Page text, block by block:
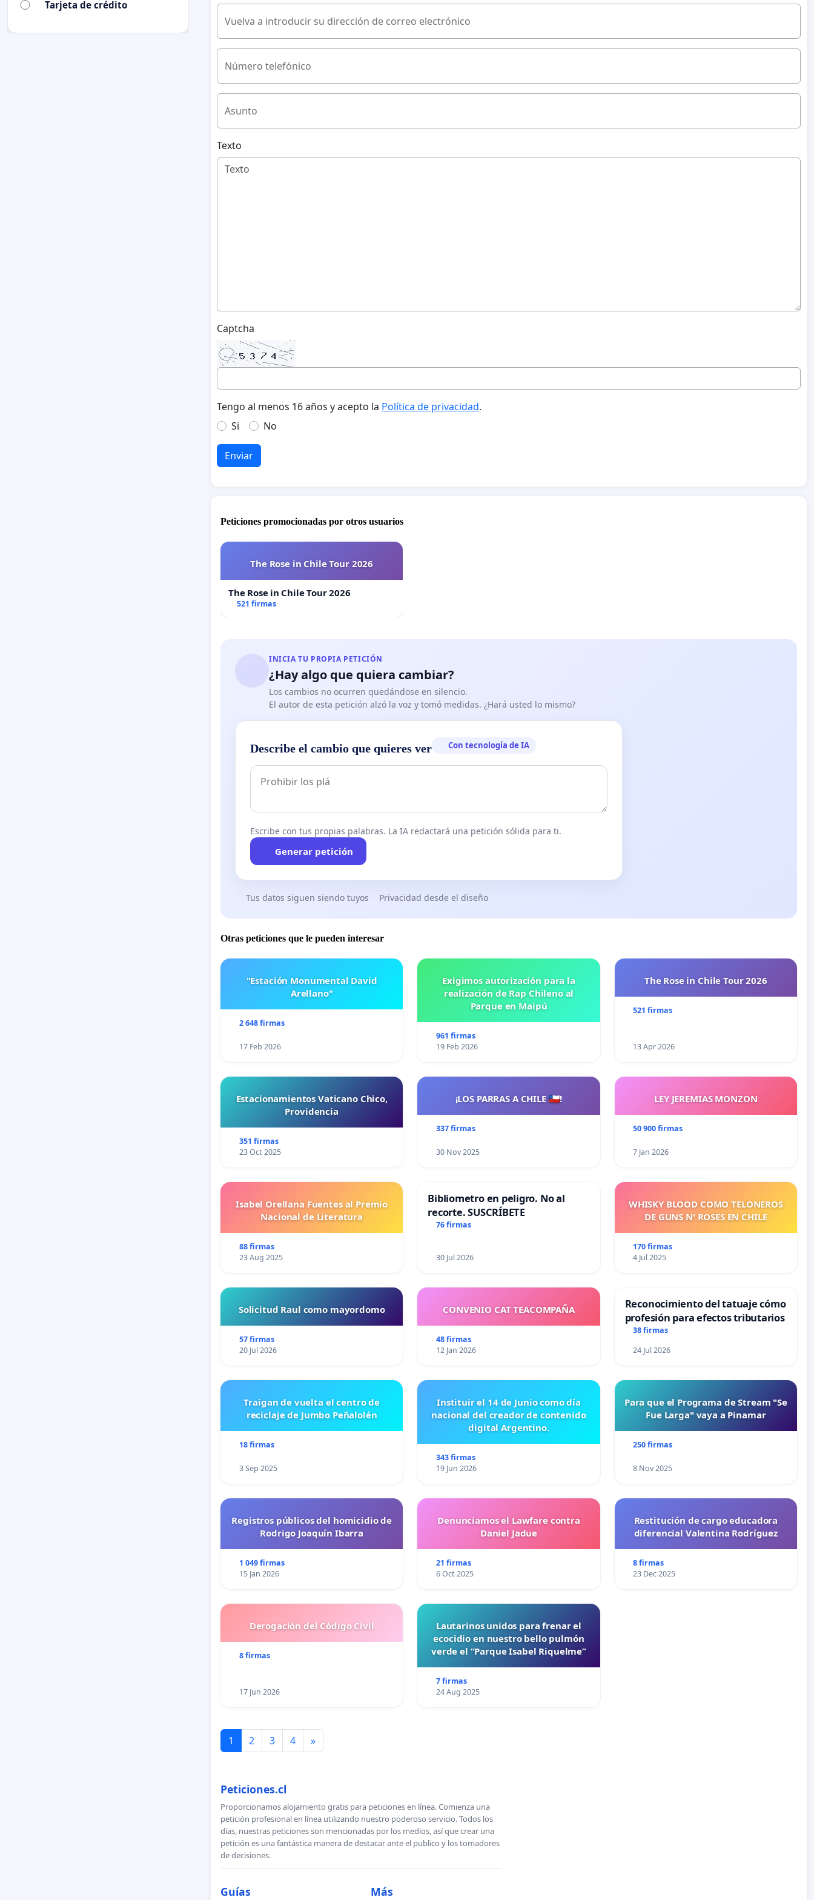
Vuelva a introducir su dirección de correo electrónico
Número telefónico
Asunto
Texto
Captcha
Tengo al menos 16 años y acepto la Política de privacidad.
Si
No
Enviar
Peticiones promocionadas por otros usuarios
The Rose in Chile Tour 2026
The Rose in Chile Tour 2026
521 firmas
INICIA TU PROPIA PETICIÓN
¿Hay algo que quiera cambiar?
Los cambios no ocurren quedándose en silencio.
El autor de esta petición alzó la voz y tomó medidas. ¿Hará usted lo mismo?
Describe el cambio que quieres ver Con tecnología de IA
Escribe con tus propias palabras. La IA redactará una petición sólida para ti.
Generar petición
Tus datos siguen siendo tuyos Privacidad desde el diseño
Otras peticiones que le pueden interesar
"Estación Monumental David
Arellano"
2 648 firmas
17 Feb 2026
Exigimos autorización para la
realización de Rap Chileno al
Parque en Maipú
961 firmas
19 Feb 2026
The Rose in Chile Tour 2026
521 firmas
13 Apr 2026
Estacionamientos Vaticano Chico,
Providencia
351 firmas
23 Oct 2025
¡LOS PARRAS A CHILE 🇨🇱!
337 firmas
30 Nov 2025
LEY JEREMIAS MONZON
50 900 firmas
7 Jan 2026
Isabel Orellana Fuentes al Premio
Nacional de Literatura
88 firmas
23 Aug 2025
Bibliometro en peligro. No al
recorte. SUSCRÍBETE
76 firmas
30 Jul 2026
WHISKY BLOOD COMO TELONEROS
DE GUNS N' ROSES EN CHILE
170 firmas
4 Jul 2025
Solicitud Raul como mayordomo
57 firmas
20 Jul 2026
CONVENIO CAT TEACOMPAÑA
48 firmas
12 Jan 2026
Reconocimiento del tatuaje cómo
profesión para efectos tributarios
38 firmas
24 Jul 2026
Traigan de vuelta el centro de
reciclaje de Jumbo Peñalolén
18 firmas
3 Sep 2025
Instituir el 14 de Junio como día
nacional del creador de contenido
digital Argentino.
343 firmas
19 Jun 2026
Para que el Programa de Stream "Se
Fue Larga" vaya a Pinamar
250 firmas
8 Nov 2025
Registros públicos del homicidio de
Rodrigo Joaquín Ibarra
1 049 firmas
15 Jan 2026
Denunciamos el Lawfare contra
Daniel Jadue
21 firmas
6 Oct 2025
Restitución de cargo educadora
diferencial Valentina Rodríguez
8 firmas
23 Dec 2025
Derogación del Código Civil
8 firmas
17 Jun 2026
Lautarinos unidos para frenar el
ecocidio en nuestro bello pulmón
verde el “Parque Isabel Riquelme”
7 firmas
24 Aug 2025
1 2 3 4 »
Peticiones.cl
Proporcionamos alojamiento gratis para peticiones en línea. Comienza una
petición profesional en línea utilizando nuestro poderoso servicio. Todos los
días, nuestras peticiones son mencionadas por los medios, así que crear una
petición es una fantástica manera de destacar ante el publico y los tomadores
de decisiones.
Guías Más
Tarjeta de crédito